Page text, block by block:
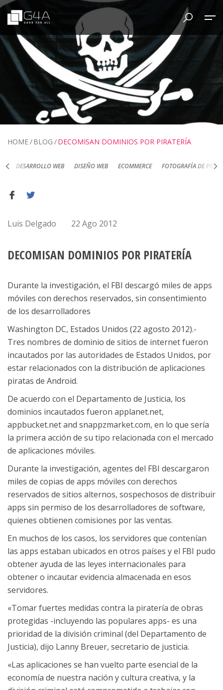
HOME BLOG DECOMISAN DOMINIOS POR PIRATERÍA
DESARROLLO WEB DISEÑO WEB ECOMMERCE FOTOGRAFÍA DE
Luis Delgado 22 Ago 2012
DECOMISAN DOMINIOS POR PIRATERÍA
Durante la investigación, el FBI descargó miles de apps
móviles con derechos reservados, sin consentimiento
de los desarrolladores
Washington DC, Estados Unidos (22 agosto 2012).-
Tres nombres de dominio de sitios de internet fueron
incautados por las autoridades de Estados Unidos, por
estar relacionados con la distribución de aplicaciones
piratas de Android.
De acuerdo con el Departamento de Justicia, los
dominios incautados fueron applanet.net,
appbucket.net and snappzmarket.com, en lo que sería
la primera acción de su tipo relacionada con el mercado
de aplicaciones móviles.
Durante la investigación, agentes del FBI descargaron
miles de copias de apps móviles con derechos
reservados de sitios alternos, sospechosos de distribuir
apps sin permiso de los desarrolladores de software,
quienes obtienen comisiones por las ventas.
En muchos de los casos, los servidores que contenían
las apps estaban ubicados en otros países y el FBI pudo
obtener ayuda de las leyes internacionales para
obtener o incautar evidencia almacenada en esos
servidores.
«Tomar fuertes medidas contra la piratería de obras
protegidas -incluyendo las populares apps- es una
prioridad de la división criminal (del Departamento de
Justicia), dijo Lanny Breuer, secretario de justicia.
«Las aplicaciones se han vuelto parte esencial de la
economía de nuestra nación y cultura creativa, y la